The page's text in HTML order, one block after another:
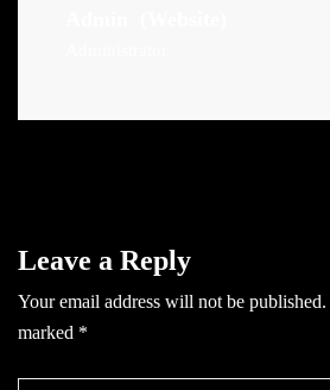
Leave a Reply
Your email address will not be published.
marked *